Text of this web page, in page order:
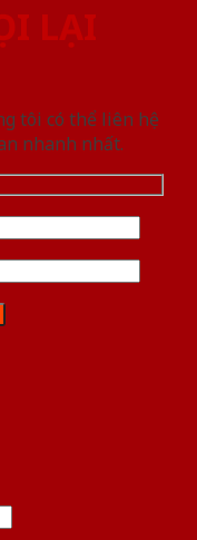
LẠI
tôi có thể liên hệ
nhanh nhất.